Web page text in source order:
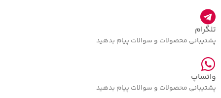
تلگرام
پشتیبانی محصولات و سوالات پیام بدهید
واتساپ
پشتیبانی محصولات و سوالات پیام بدهید